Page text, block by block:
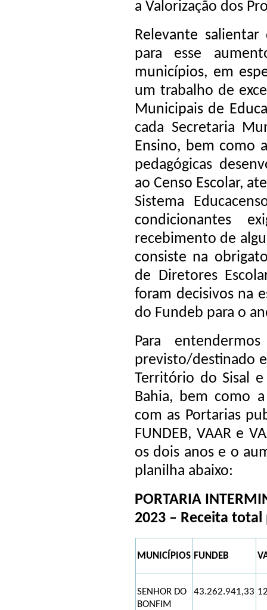
a Valorização dos
Relevante
para esse
municípios, em
um trabalho de
Municipais de
cada Secretaria
Ensino, bem como
pedagógicas
ao Censo Escolar,
Sistema
condicionantes
recebimento de
consiste na
de Diretores
foram decisivos na
do Fundeb para o
Para
previsto/destinado
Território do Sisal
Bahia, bem como
com as Portarias
FUNDEB, VAAR e
os dois anos e o
planilha abaixo:
PORTARIA
2023 – Receita total
MUNICÍPIOS FUNDEB
SENHOR DO
BONFIM
43.262.941,33